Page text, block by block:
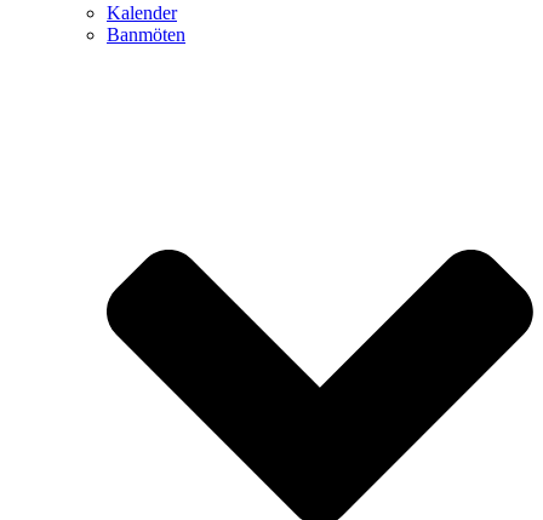
Kalender
Banmöten